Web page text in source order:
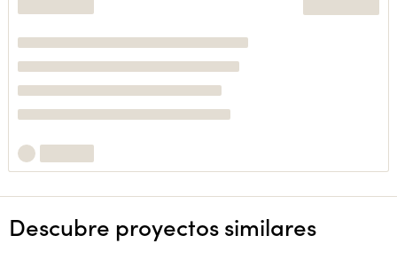
Descubre proyectos similares